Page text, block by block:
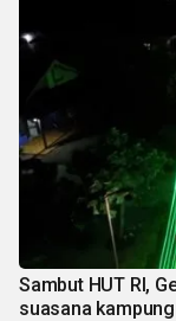
Sambut HUT RI,
suasana kampung